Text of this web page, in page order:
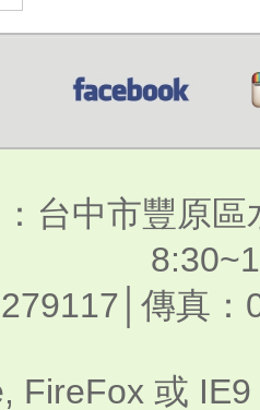
台中市豐原
傳真
FireFox 或